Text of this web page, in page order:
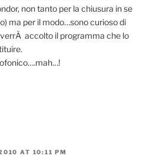
non tanto per la chiusura in se
ma per il modo…sono curioso di
accolto il programma che lo
AT 10:11 PM